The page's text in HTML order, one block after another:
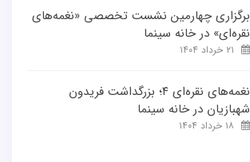
برگزاری چهارمین نشست تخصصی «نغمه‌های
نقره‌ای» در خانه سینما
نغمه‌های نقره‌ای ۴؛ بزرگداشت فریدون
شهبازیان در خانه سینما